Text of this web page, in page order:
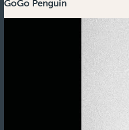
GoGo Penguin